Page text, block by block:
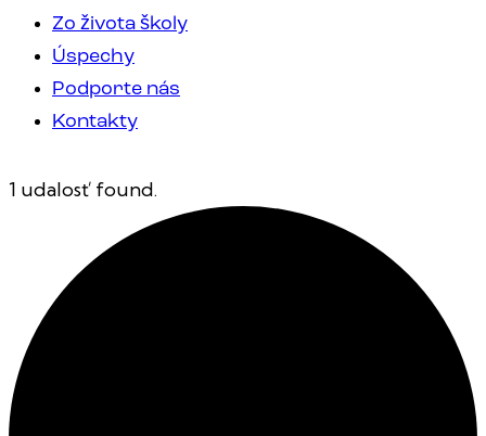
Zo života školy
Úspechy
Podporte nás
Kontakty
1 udalosť found.